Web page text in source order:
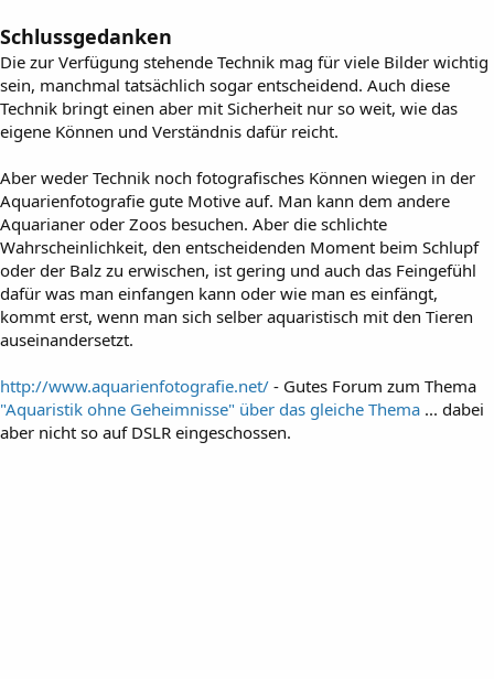
Schlussgedanken
Die zur Verfügung stehende Technik mag für viele Bilder wichtig
sein, manchmal tatsächlich sogar entscheidend. Auch diese
Technik bringt einen aber mit Sicherheit nur so weit, wie das
eigene Können und Verständnis dafür reicht.
Aber weder Technik noch fotografisches Können wiegen in der
Aquarienfotografie gute Motive auf. Man kann dem andere
Aquarianer oder Zoos besuchen. Aber die schlichte
Wahrscheinlichkeit, den entscheidenden Moment beim Schlupf
oder der Balz zu erwischen, ist gering und auch das Feingefühl
dafür was man einfangen kann oder wie man es einfängt,
kommt erst, wenn man sich selber aquaristisch mit den Tieren
auseinandersetzt.
http://www.aquarienfotografie.net/ - Gutes Forum zum Thema
"Aquaristik ohne Geheimnisse" über das gleiche Thema ... dabei
aber nicht so auf DSLR eingeschossen.